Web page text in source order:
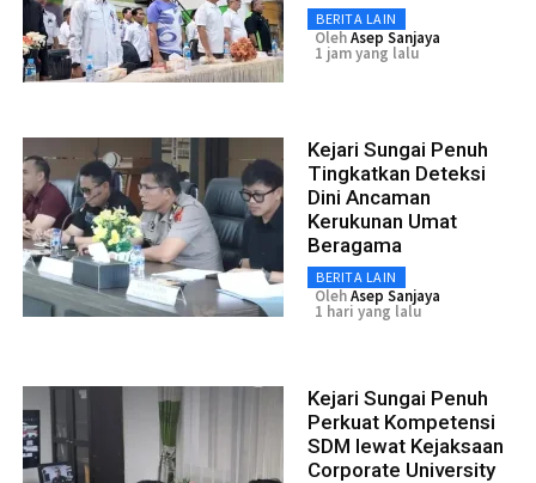
BERITA LAIN
OlehAsep Sanjaya
1 jam yang lalu
Kejari Sungai Penuh
Tingkatkan Deteksi
Dini Ancaman
Kerukunan Umat
Beragama
BERITA LAIN
OlehAsep Sanjaya
1 hari yang lalu
Kejari Sungai Penuh
Perkuat Kompetensi
SDM lewat Kejaksaan
Corporate University